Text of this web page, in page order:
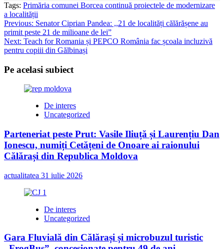
Tags: Primăria comunei Borcea continuă proiectele de modernizare
a localității
Post
navigation
Previous: Senator Ciprian Pandea: ,,21 de localități călărășene au
primit peste 21 de milioane de lei”
Next: Teach for Romania și PEPCO România fac școala incluzivă
pentru copiii din Gălbinași
Pe acelasi subiect
De interes
Uncategorized
Parteneriat peste Prut: Vasile Iliuță și Laurențiu Dan
Ionescu, numiți Cetățeni de Onoare ai raionului
Călărași din Republica Moldova
actualitatea 31 iulie 2026
De interes
Uncategorized
Gara Fluvială din Călărași și microbuzul turistic